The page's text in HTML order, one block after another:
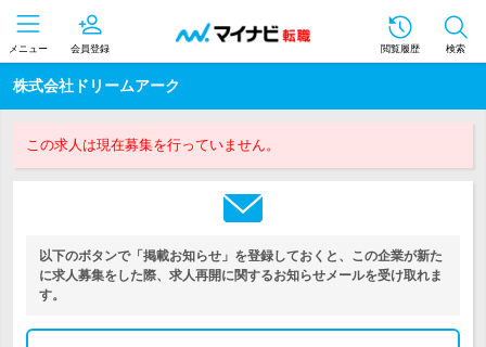
メニュー 会員登録 閲覧履歴 検索
株式会社ドリームアーク
この求人は現在募集を行っていません。
以下のボタンで「掲載お知らせ」を登録しておくと、この企業が新た
に求人募集をした際、求人再開に関するお知らせメールを受け取れま
す。